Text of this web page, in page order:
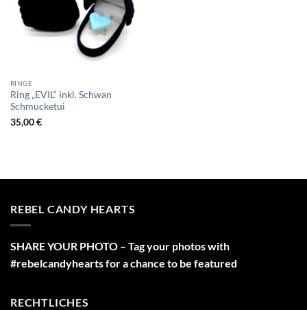
RINGE
Ring „EVIL“ inkl. Schwan
Schmucketui
35,00€
REBEL CANDY HEARTS
SHARE YOUR PHOTO – Tag your photos with
#rebelcandyhearts for a chance to be featured
RECHTLICHES